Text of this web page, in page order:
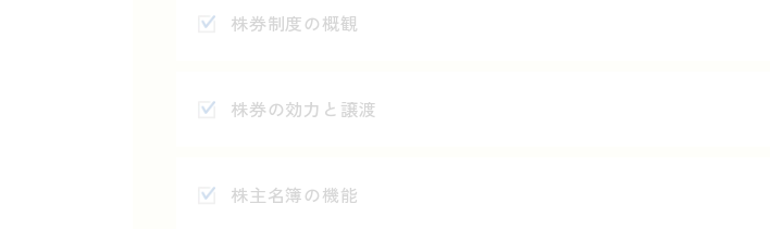
株券制度の概観
株券の効力と譲渡
株主名簿の機能